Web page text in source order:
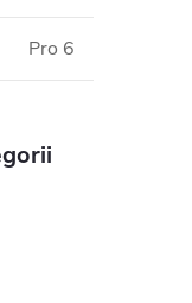
Pro 6